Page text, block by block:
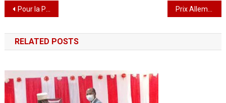
Navigation
de
l’article
Pour la Promotion de la culture et du sport :L’Université de Lomé et la Fondation Adebayor ensembles pour la formation de la jeunesse
RELATED POSTS